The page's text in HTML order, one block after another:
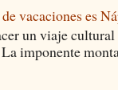
vacaciones es
un viaje
imponente